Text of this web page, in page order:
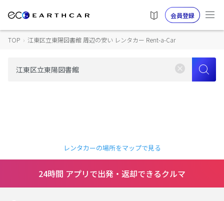
会員登録
TOP › 江東区立東陽図書館 周辺の安い レンタカー Rent-a-Car
レンタカーの場所をマップで見る
24時間 アプリで出発・返却できるクルマ